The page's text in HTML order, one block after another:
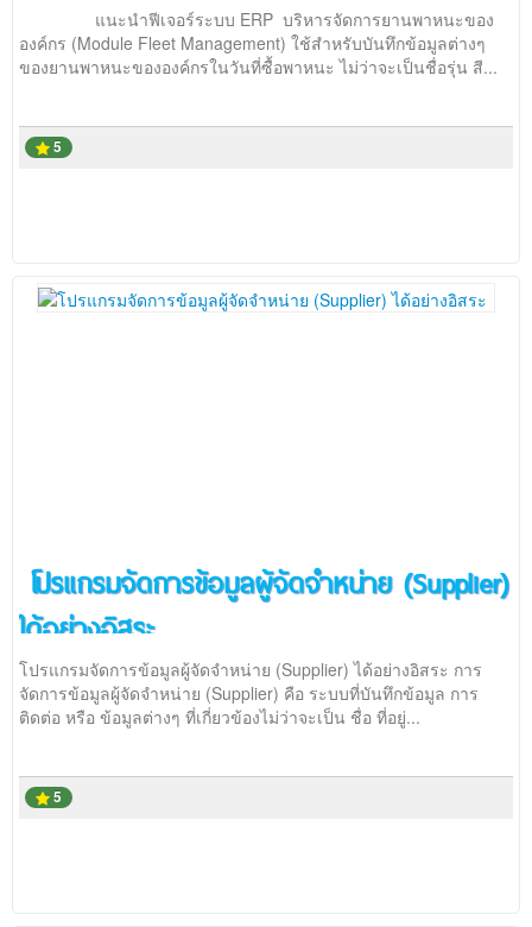
แนะนำฟีเจอร์ระบบ ERP บริหารจัดการยานพาหนะของ
องค์กร (Module Fleet Management) ใช้สำหรับบันทึกข้อมูลต่างๆ
ของยานพาหนะขององค์กรในวันที่ซื้อพาหนะ ไม่ว่าจะเป็นชื่อรุ่น สี...
5
โปรแกรมจัดการข้อมูลผู้จัดจำหน่าย (Supplier)
ได้อย่างอิสระ
โปรแกรมจัดการข้อมูลผู้จัดจำหน่าย (Supplier) ได้อย่างอิสระ การ
จัดการข้อมูลผู้จัดจำหน่าย (Supplier) คือ ระบบที่บันทึกข้อมูล การ
ติดต่อ หรือ ข้อมูลต่างๆ ที่เกี่ยวข้องไม่ว่าจะเป็น ชื่อ ที่อยู่...
5